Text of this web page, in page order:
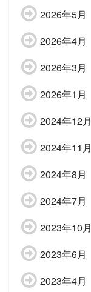
2026年5月
2026年4月
2026年3月
2026年1月
2024年12月
2024年11月
2024年8月
2024年7月
2023年10月
2023年6月
2023年4月